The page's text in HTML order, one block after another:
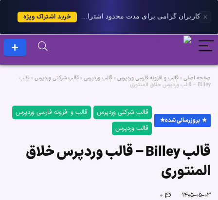
کاربران گرامی برای مدت محدود اشتراک 1 ساله پلاس را می توانید با 25 درصد تخفیف دریافت کنید. خرید اشتراک ویژه
صفحه اصلی »قالب و افزونه فارسی وردپرس »قالب وردپرس »قالب شرکتی وردپرس »قالب
Billey – قالب وردپرس خلاق المنتوری
بروزرسانی شده
قالب شرکتی وردپرس
قالب و افزونه فارسی وردپرس
قالب وردپرس
قالب Billey – قالب وردپرس خلاق
المنتوری
۱۴۰۵-۰۵-۰۳ ۰